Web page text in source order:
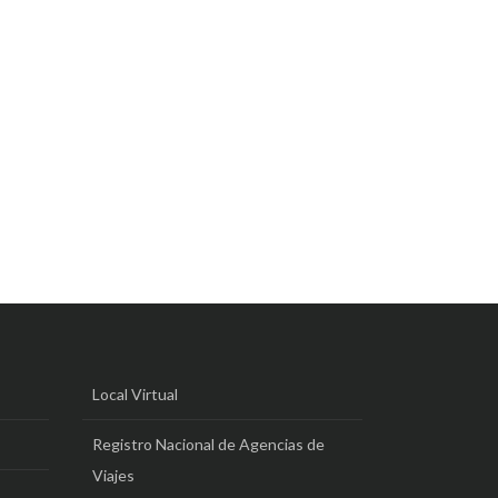
Local Virtual
Registro Nacional de Agencias de
Viajes